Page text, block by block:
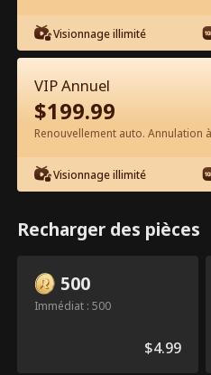
Épisode 43 - La
milliardaire Film
1-50 51-79
Visionnage illimité
VIP Annuel
$199.99
Renouvellement auto. Annulation
Visionnage illimité
Recharger des pièces
500
Immédiat : 500
$4.99